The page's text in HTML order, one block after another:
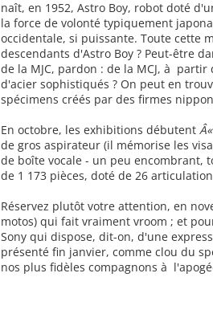
naît, en 1952, Astro Boy, robot doté
la force de volonté typiquement
occidentale, si puissante. Toute cette
descendants d'Astro Boy ? Peut-être
de la MJC, pardon : de la MCJ, à
d'acier sophistiqués ? On peut en
spécimens créés par des firmes
En octobre, les exhibitions débutent
de gros aspirateur (il mémorise les
de boîte vocale - un peu encombrant,
de 1 173 pièces, doté de 26
Réservez plutôt votre attention, en
motos) qui fait vraiment vroom ; et
Sony qui dispose, dit-on, d'une
présenté fin janvier, comme clou du
nos plus fidèles compagnons à